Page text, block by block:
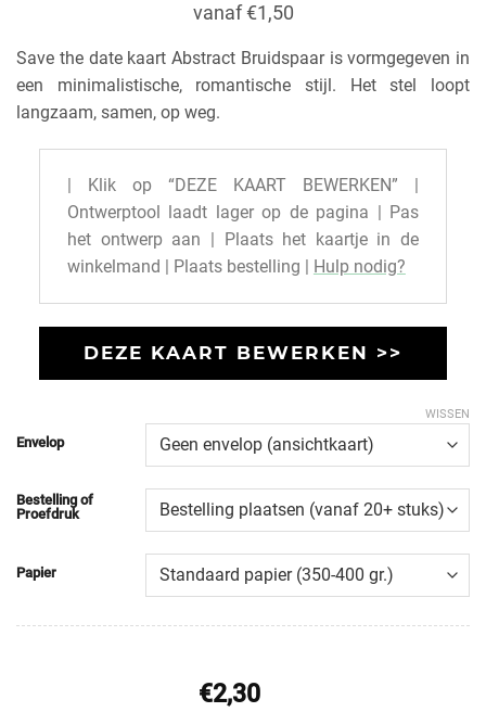
vanaf €1,50
Save the date kaart Abstract Bruidspaar is vormgegeven in
een minimalistische, romantische stijl. Het stel loopt
langzaam, samen, op weg.
| Klik op “DEZE KAART BEWERKEN” |
Ontwerptool laadt lager op de pagina | Pas
het ontwerp aan | Plaats het kaartje in de
winkelmand | Plaats bestelling |
Hulp nodig?
DEZE KAART BEWERKEN >>
Envelop
Bestelling of
Proefdruk
Papier
WISSEN
€2,30